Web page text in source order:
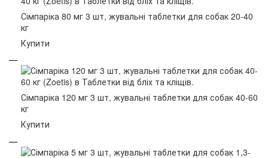
Сімпаріка 80 мг 3 шт, жувальні таблетки для собак 20-40
кг
Купити
Сімпаріка 120 мг 3 шт, жувальні таблетки для собак 40-60
кг
Купити